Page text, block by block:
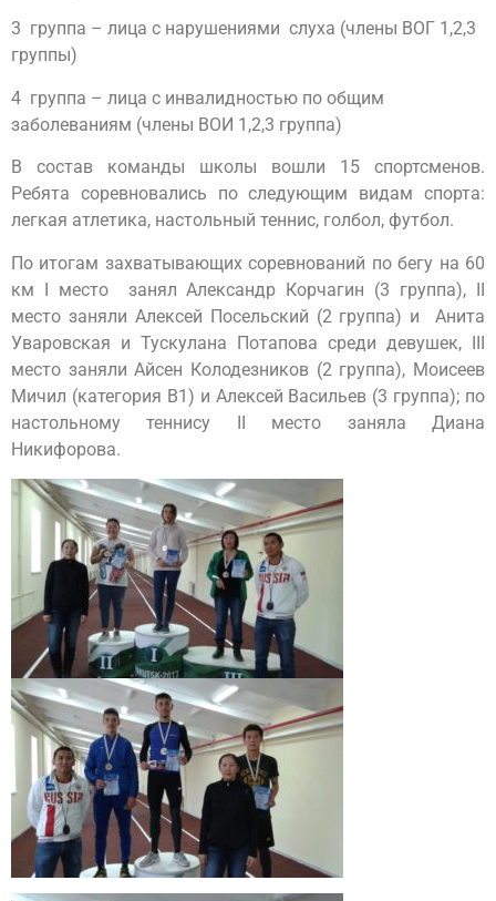
3 группа – лица с нарушениями слуха (члены ВОГ 1,2,3
группы)
4 группа – лица с инвалидностью по общим
заболеваниям (члены ВОИ 1,2,3 группа)
В состав команды школы вошли 15 спортсменов.
Ребята соревновались по следующим видам спорта:
легкая атлетика, настольный теннис, голбол, футбол.
По итогам захватывающих соревнований по бегу на 60
км I место занял Александр Корчагин (3 группа), II
место заняли Алексей Посельский (2 группа) и Анита
Уваровская и Тускулана Потапова среди девушек, III
место заняли Айсен Колодезников (2 группа), Моисеев
Мичил (категория В1) и Алексей Васильев (3 группа); по
настольному теннису II место заняла Диана
Никифорова.